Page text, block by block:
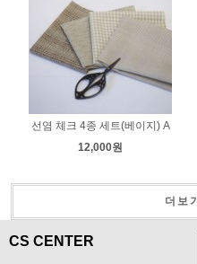
선염 체크 4종 세트(베이지) A
12,000원
더보기
CS CENTER